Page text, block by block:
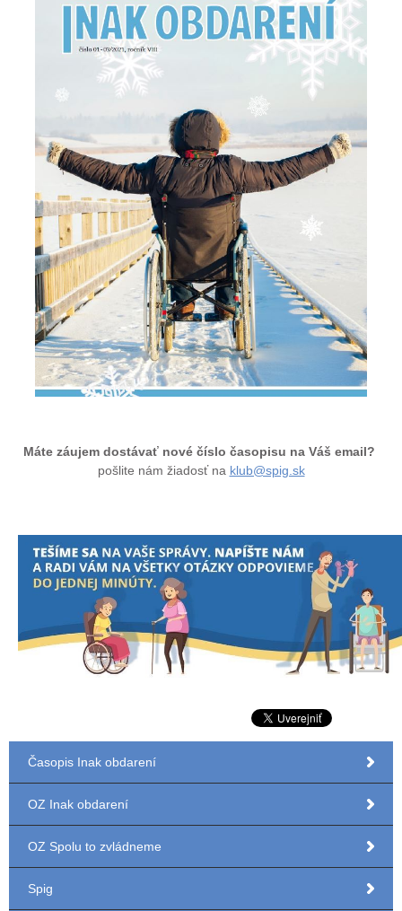
Máte záujem dostávať nové číslo časopisu na Váš email?
pošlite nám žiadosť na klub@spig.sk
Časopis Inak obdarení
OZ Inak obdarení
OZ Spolu to zvládneme
Spig